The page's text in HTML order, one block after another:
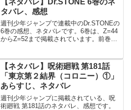
子...
【ネタバレ】Dr.STONE 6巻のネ
タバレ、感想
週刊少年ジャンプで連載中のDr.STONEの
6巻の感想、ネタバレです。6巻は、Z=44
からZ=52まで掲載されています。前巻、
Dr.STONE 6巻よりZ=44 ...
【ネタバレ】呪術廻戦 第181話
「東京第２結界（コロニー）①」
あらすじ、ネタバレ
週刊少年ジャンプに掲載されている、呪
術廻戦 第181話のネタバレ、感想です。